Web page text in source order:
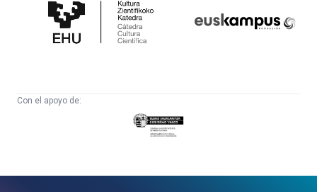
Cultura
Científica
Con el apoyo de:
Eusko
Jaurlaritza